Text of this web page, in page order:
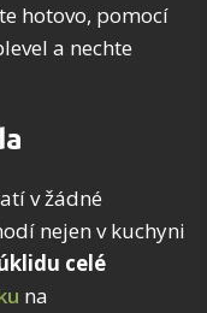
hotovo, pomocí
a nechte
v žádné
nejen v kuchyni
celé
na